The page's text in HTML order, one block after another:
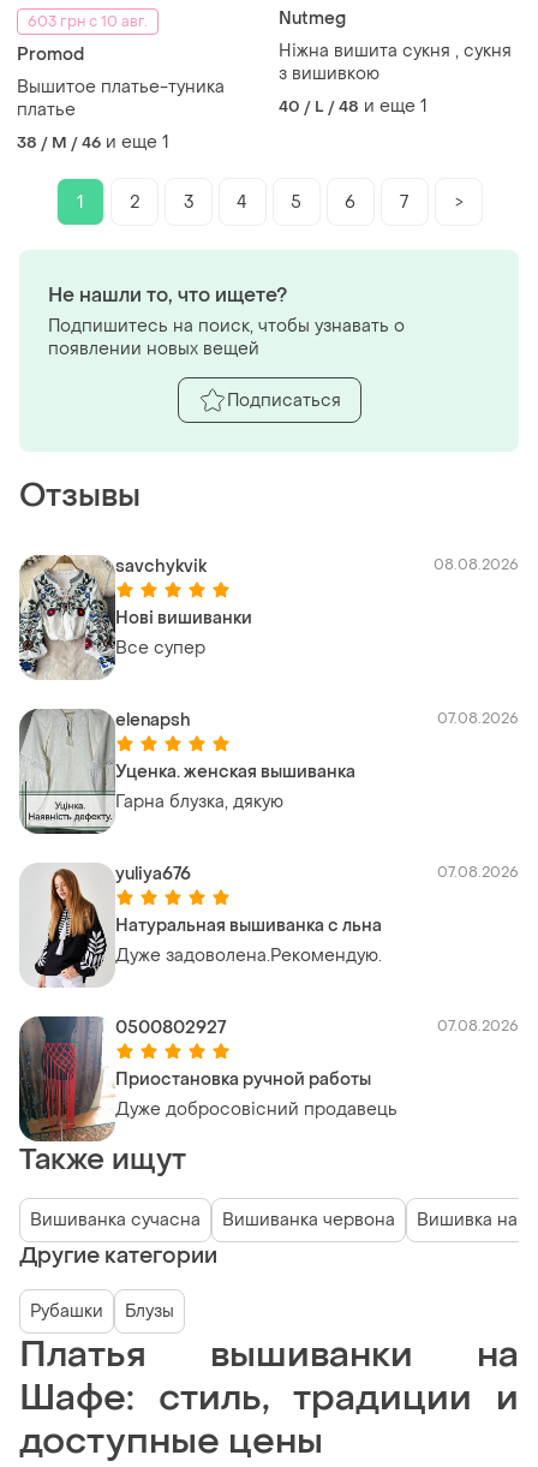
603 грн с 10 авг.
Promod
Вышитое платье-туника
платье
38 / M / 46 и еще 1
Nutmeg
Ніжна вишита сукня , сукня
з вишивкою
40 / L / 48 и еще 1
1 2 3 4 5 6 7 >
Отзывы
savchykvik 08.08.2026
Нові вишиванки
Все супер
elenapsh 07.08.2026
Уценка. женская вышиванка
Гарна блузка, дякую
yuliya676 07.08.2026
Натуральная вышиванка с льна
Дуже задоволена.Рекомендую.
0500802927 07.08.2026
Приостановка ручной работы
Дуже добросовісний продавець
Также ищут
Вишиванка сучасна Вишиванка червона Вишивка на
Другие категории
Рубашки Блузы
Платья вышиванки на
Шафе: стиль, традиции и
доступные цены
Не нашли то, что ищете?
Подпишитесь на поиск, чтобы узнавать о
появлении новых вещей
Подписаться